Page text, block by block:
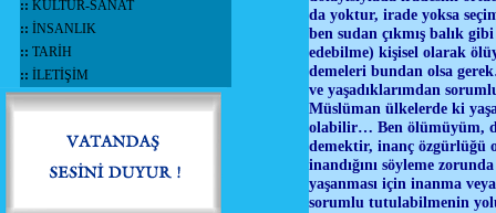
:: KÜLTÜR-SANAT
:: İNSANLIK
:: TARİH
:: İLETİŞİM
da yoktur, irade yoksa
ben sudan çıkmış balık
edebilme) kişisel olarak
demeleri bundan olsa
ve yaşadıklarımdan
Müslüman ülkelerde ki
olabilir… Ben ölümüyüm,
demektir, inanç özgürlüğü
inandığını söyleme
yaşanması için inanma
sorumlu tutulabilmenin